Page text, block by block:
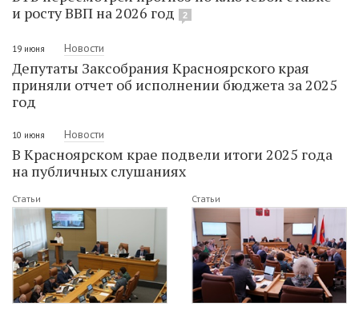
и росту ВВП на 2026 год
2
19 июня Новости
Депутаты Заксобрания Красноярского края
приняли отчет об исполнении бюджета за 2025
год
10 июня Новости
В Красноярском крае подвели итоги 2025 года
на публичных слушаниях
Статьи Статьи